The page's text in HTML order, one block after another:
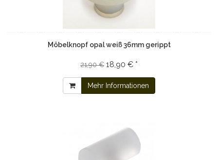
Möbelknopf opal weiß 36mm gerippt
21,90 € 18,90 € *
Mehr Informationen